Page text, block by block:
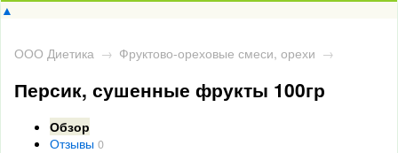
▲
ООО Диетика → Фруктово-ореховые смеси, орехи →
Персик, сушенные фрукты 100гр
Обзор
Отзывы 0